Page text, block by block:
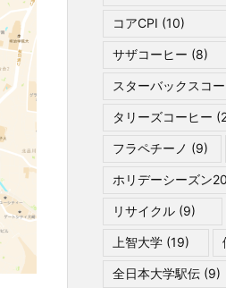
コアCPI (10)
サザコーヒー (8)
スターバックスコ
タリーズコーヒー
フラペチーノ (9)
ホリデーシーズン
リサイクル (9)
上智大学 (19)
全日本大学駅伝 (9)